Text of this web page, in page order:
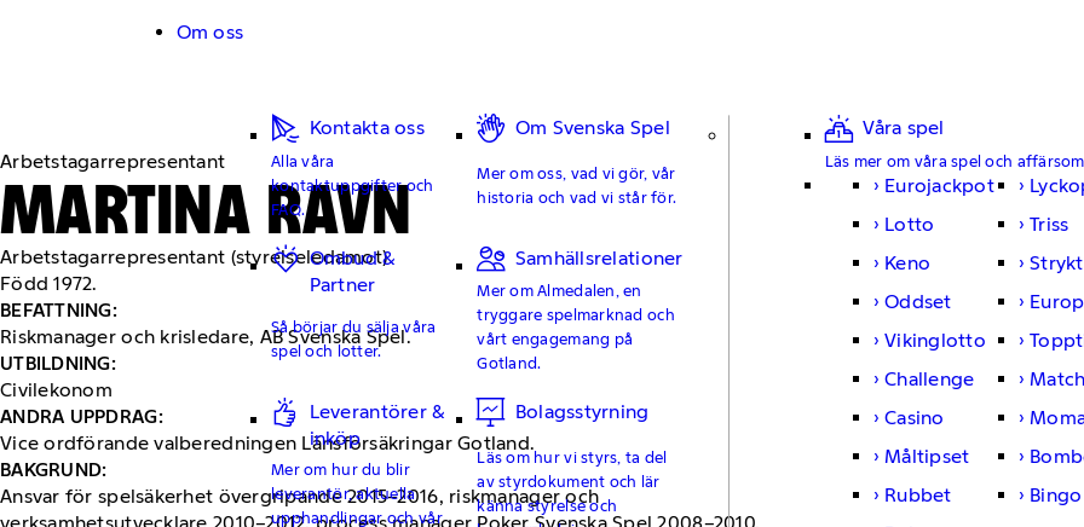
Om oss
Kontakta oss
Alla våra
kontaktuppgifter och
FAQ.
Om Svenska Spel
Mer om oss, vad vi gör, vår
historia och vad vi står för.
Ombud &
Partner
Så börjar du sälja våra
spel och lotter.
Samhällsrelationer
Mer om Almedalen, en
tryggare spelmarknad och
vårt engagemang på
Gotland.
Leverantörer &
inköp
Mer om hur du blir
leverantör, aktuella
upphandlingar och vår
Bolagsstyrning
Läs om hur vi styrs, ta del
av styrdokument och lär
känna styrelse och
Våra spel
Läs mer om våra spel och
Eurojackpot
Lotto
Triss
Keno
Oddset
Vikinglotto
Challenge
Casino
Måltipset
Rubbet
Bingo
Arbetstagarrepresentant
MARTINA RAVN
Arbetstagarrepresentant (styrelseledamot)
Född 1972.
BEFATTNING:
Riskmanager och krisledare, AB Svenska Spel.
UTBILDNING:
Civilekonom
ANDRA UPPDRAG:
Vice ordförande valberedningen Länsförsäkringar Gotland.
BAKGRUND:
Ansvar för spelsäkerhet övergripande 2015–2016, riskmanager och